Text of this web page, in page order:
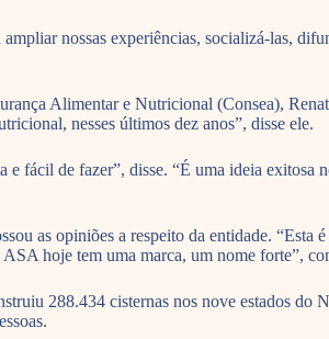
nossas experiências, socializá-las,
Alimentar e Nutricional (Consea),
nesses últimos dez anos”, disse ele.
fácil de fazer”, disse. “É uma ideia exitosa
as opiniões a respeito da entidade.
hoje tem uma marca, um nome forte”,
288.434 cisternas nos nove estados do